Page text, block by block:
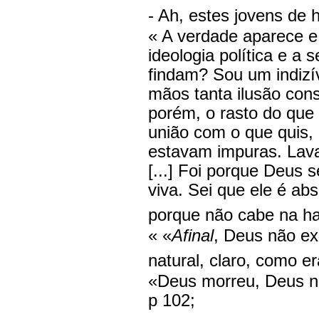
- Ah, estes jovens de
« A verdade aparece
ideologia política e a
findam? Sou um
mãos tanta ilusão
porém, o rasto do
união com o que
estavam impuras.
[...] Foi porque Deus
viva. Sei que ele é
porque não cabe na
« «Afinal, Deus não
natural, claro, como
«Deus morreu, Deus
p 102;